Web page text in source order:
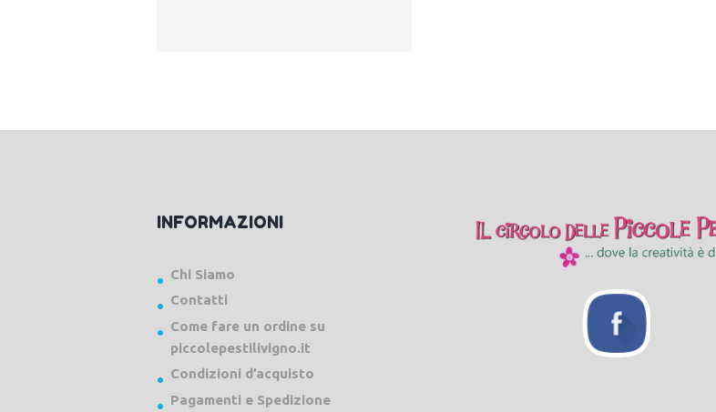
INFORMAZIONI
Chi Siamo
Contatti
Come fare un ordine su
piccolepestilivigno.it
Condizioni d’acquisto
Pagamenti e Spedizione